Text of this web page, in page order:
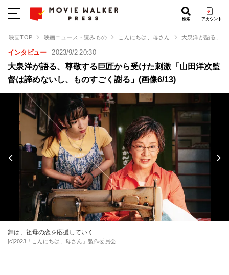
検索 アカウント
映画TOP 映画ニュース・読みもの こんにちは、母さん 大泉洋が語る、
インタビュー 2023/9/2 20:30
大泉洋が語る、尊敬する巨匠から受けた刺激「山田洋次監
督は諦めないし、ものすごく謝る」(画像6/13)
舞は、祖母の恋を応援していく
[c]2023「こんにちは、母さん」製作委員会